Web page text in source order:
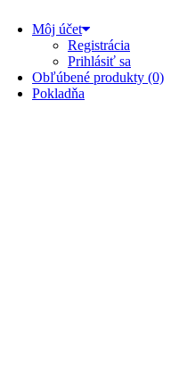
Môj účet
Registrácia
Prihlásiť sa
Obľúbené produkty (0)
Pokladňa